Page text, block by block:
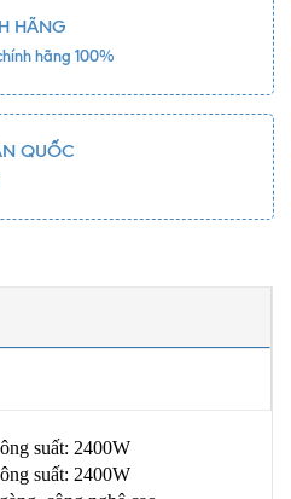
HÃNG
hãng 100%
QUỐC
suất: 2400W
suất: 2400W